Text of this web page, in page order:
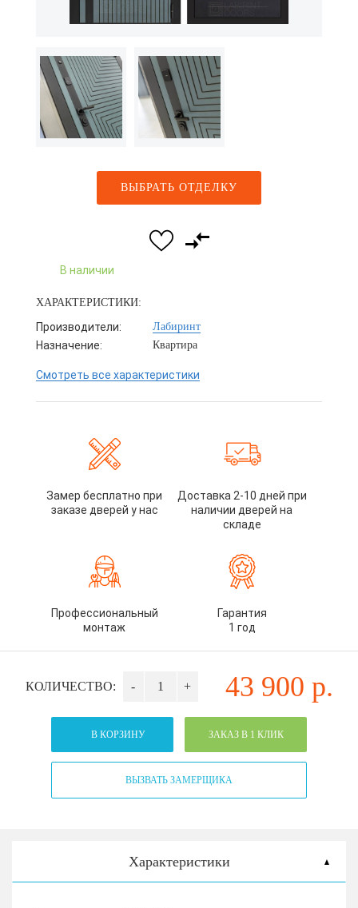
ВЫБРАТЬ ОТДЕЛКУ
В наличии
ХАРАКТЕРИСТИКИ:
Производители: Лабиринт
Назначение: Квартира
Смотреть все характеристики
Замер бесплатно при
заказе дверей у нас
Доставка 2-10 дней при
наличии дверей на
складе
Профессиональный
монтаж
Гарантия
1 год
КОЛИЧЕСТВО: - + 43 900 р.
В КОРЗИНУ ЗАКАЗ В 1 КЛИК
ВЫЗВАТЬ ЗАМЕРЩИКА
Характеристики